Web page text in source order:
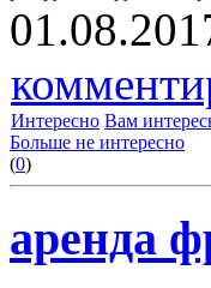
Интересно Вам
Больше не интересно
(0)
аренда